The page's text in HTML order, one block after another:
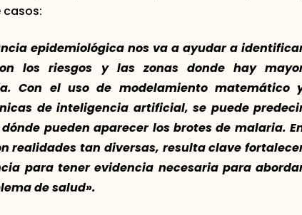
epidemiológica nos va a ayudar a
los riesgos y las zonas donde hay
Con el uso de modelamiento matemático
de inteligencia artificial, se puede
pueden aparecer los brotes de malaria.
realidades tan diversas, resulta clave
para tener evidencia necesaria para
de salud».